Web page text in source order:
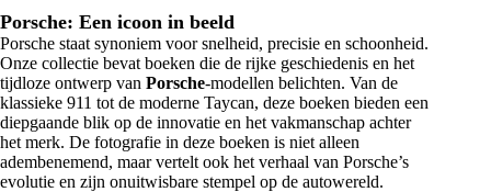
Porsche: Een icoon in beeld
Porsche staat synoniem voor snelheid, precisie en schoonheid.
Onze collectie bevat boeken die de rijke geschiedenis en het
tijdloze ontwerp van Porsche-modellen belichten. Van de
klassieke 911 tot de moderne Taycan, deze boeken bieden een
diepgaande blik op de innovatie en het vakmanschap achter
het merk. De fotografie in deze boeken is niet alleen
adembenemend, maar vertelt ook het verhaal van Porsche’s
evolutie en zijn onuitwisbare stempel op de autowereld.